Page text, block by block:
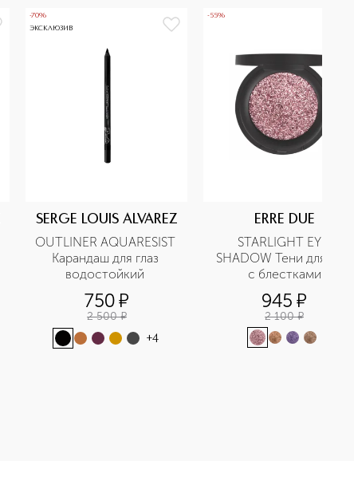
-70%
ЭКСКЛЮЗИВ
SERGE LOUIS ALVAREZ
OUTLINER AQUARESIST
Карандаш для глаз
750¤
2 500 ¤
+4
-55%
ERRE DUE
STARLIGHT EYE
SHADOW Тени для век
с блестками
945 ¤
2 100 ¤